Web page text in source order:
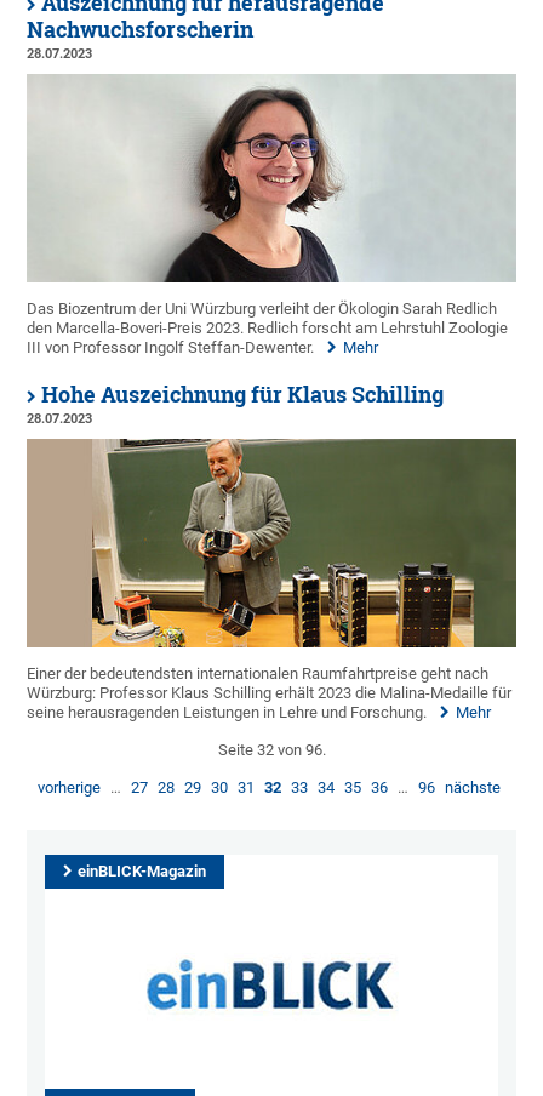
Nachwuchsforscherin
28.07.2023
Das Biozentrum der Uni Würzburg verleiht der Ökologin Sarah Redlich
den Marcella-Boveri-Preis 2023. Redlich forscht am Lehrstuhl Zoologie
III von Professor Ingolf Steffan-Dewenter.
Mehr
Hohe Auszeichnung für Klaus Schilling
28.07.2023
Einer der bedeutendsten internationalen Raumfahrtpreise geht nach
Würzburg: Professor Klaus Schilling erhält 2023 die Malina-Medaille für
seine herausragenden Leistungen in Lehre und Forschung.
Mehr
Seite 32 von 96.
vorherige … 27 28 29 30 31 32 33 34 35 36 … 96 nächste
einBLICK-Magazin